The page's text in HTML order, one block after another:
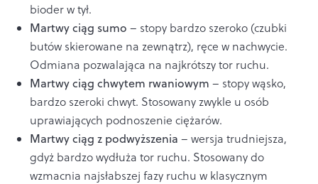
bioder w tył.
Martwy ciąg sumo – stopy bardzo szeroko (czubki
butów skierowane na zewnątrz), ręce w nachwycie.
Odmiana pozwalająca na najkrótszy tor ruchu.
Martwy ciąg chwytem rwaniowym – stopy wąsko,
bardzo szeroki chwyt. Stosowany zwykle u osób
uprawiających podnoszenie ciężarów.
Martwy ciąg z podwyższenia – wersja trudniejsza,
gdyż bardzo wydłuża tor ruchu. Stosowany do
wzmacnia najsłabszej fazy ruchu w klasycznym